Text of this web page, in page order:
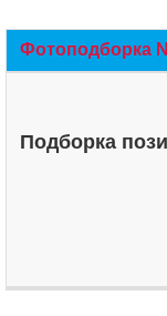
Фотоподборка
Подборка